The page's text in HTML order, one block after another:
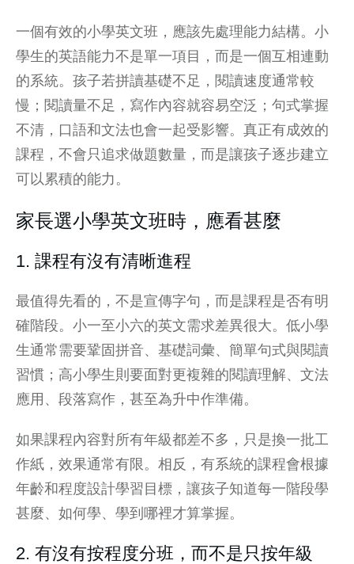
一個有效的小學英文班，應該先處理能力結構。小
學生的英語能力不是單一項目，而是一個互相連動
的系統。孩子若拼讀基礎不足，閱讀速度通常較
慢；閱讀量不足，寫作內容就容易空泛；句式掌握
不清，口語和文法也會一起受影響。真正有成效的
課程，不會只追求做題數量，而是讓孩子逐步建立
可以累積的能力。
家長選小學英文班時，應看甚麼
1. 課程有沒有清晰進程
最值得先看的，不是宣傳字句，而是課程是否有明
確階段。小一至小六的英文需求差異很大。低小學
生通常需要鞏固拼音、基礎詞彙、簡單句式與閱讀
習慣；高小學生則要面對更複雜的閱讀理解、文法
應用、段落寫作，甚至為升中作準備。
如果課程內容對所有年級都差不多，只是換一批工
作紙，效果通常有限。相反，有系統的課程會根據
年齡和程度設計學習目標，讓孩子知道每一階段學
甚麼、如何學、學到哪裡才算掌握。
2. 有沒有按程度分班，而不是只按年級